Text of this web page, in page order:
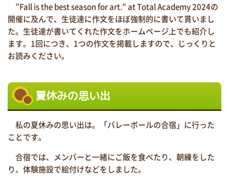
”Fall is the best season for art.” at Total Academy 2024の
開催に及んで、生徒達に作文をほぼ強制的に書いて貰いまし
た。生徒達が書いてくれた作文をホームページ上でも紹介し
ます。1回につき、1つの作文を掲載しますので、じっくりと
お読みください。
夏休みの思い出
私の夏休みの思い出は。「バレーボールの合宿」に行った
ことです。
合宿では、メンバーと一緒にご飯を食べたり、朝練をした
り、体験施設で絵付けなどをしました。